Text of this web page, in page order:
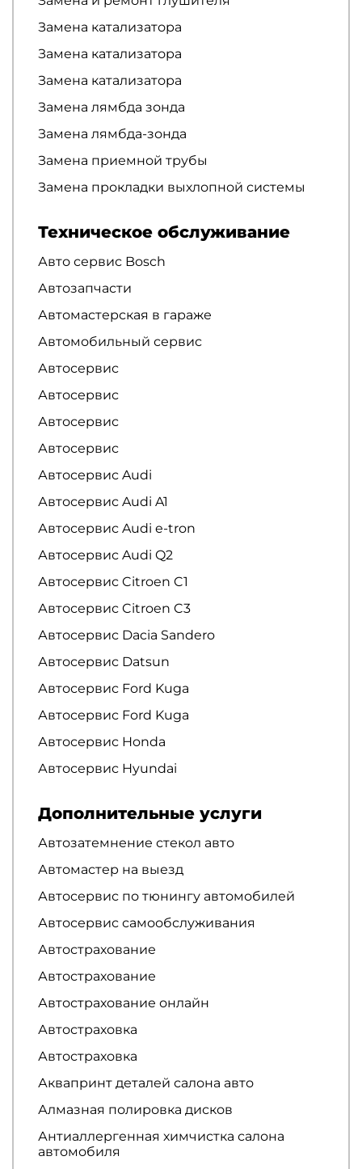
Замена катализатора
Замена катализатора
Замена катализатора
Замена лямбда зонда
Замена лямбда-зонда
Замена приемной трубы
Замена прокладки выхлопной системы
Техническое обслуживание
Авто сервис Bosch
Автозапчасти
Автомастерская в гараже
Автомобильный сервис
Автосервис
Автосервис
Автосервис
Автосервис
Автосервис Audi
Автосервис Audi A1
Автосервис Audi e-tron
Автосервис Audi Q2
Автосервис Citroen C1
Автосервис Citroen C3
Автосервис Dacia Sandero
Автосервис Datsun
Автосервис Ford Kuga
Автосервис Ford Kuga
Автосервис Honda
Автосервис Hyundai
Дополнительные услуги
Автозатемнение стекол авто
Автомастер на выезд
Автосервис по тюнингу автомобилей
Автосервис самообслуживания
Автострахование
Автострахование
Автострахование онлайн
Автостраховка
Автостраховка
Аквапринт деталей салона авто
Алмазная полировка дисков
Антиаллергенная химчистка салона
автомобиля